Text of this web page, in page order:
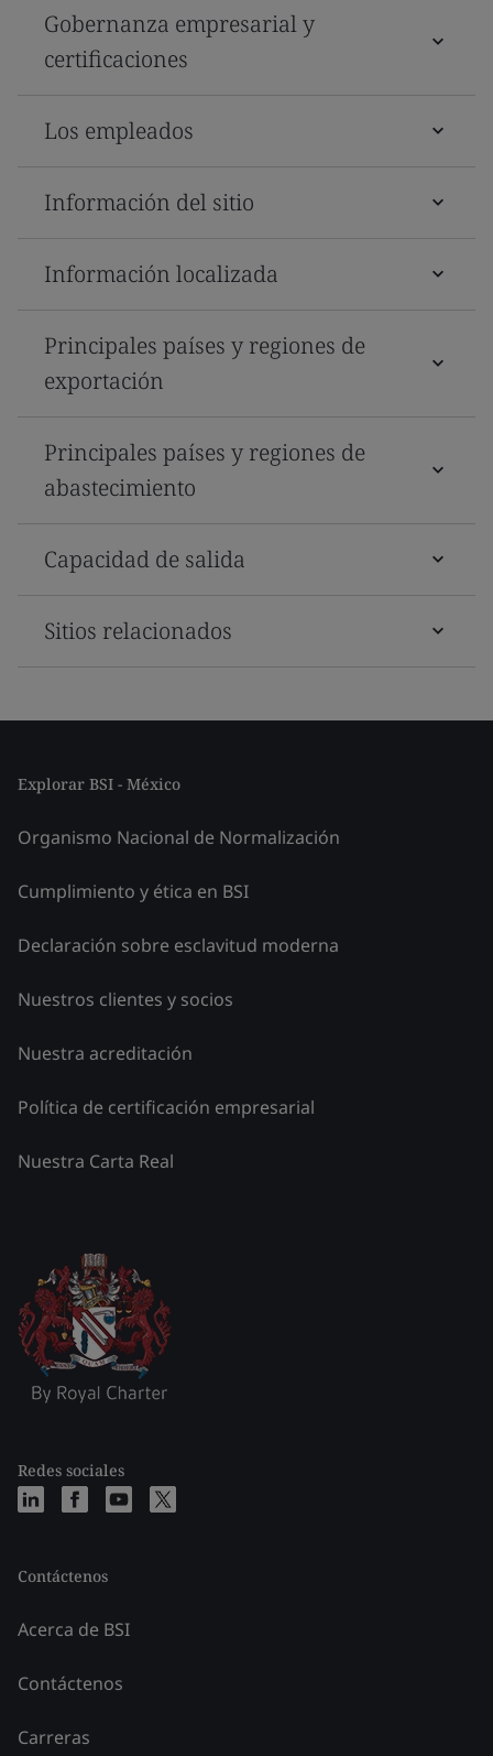
Gobernanza empresarial y
certificaciones
Los empleados
Información del sitio
Información localizada
Principales países y regiones de
exportación
Principales países y regiones de
abastecimiento
Capacidad de salida
Sitios relacionados
Explorar BSI - México
Organismo Nacional de Normalización
Cumplimiento y ética en BSI
Declaración sobre esclavitud moderna
Nuestros clientes y socios
Nuestra acreditación
Política de certificación empresarial
Nuestra Carta Real
Redes sociales
Contáctenos
Acerca de BSI
Contáctenos
Carreras